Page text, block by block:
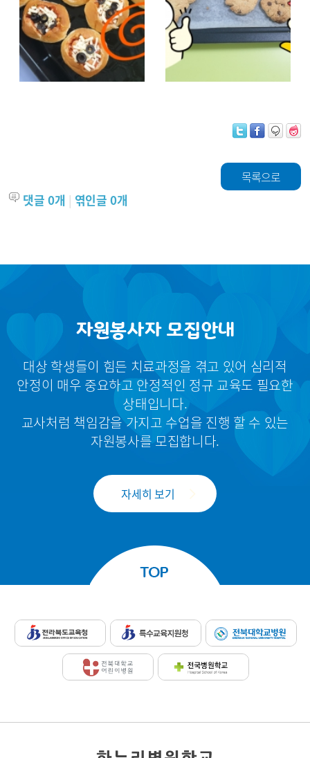
목록으로
댓글0개 | 엮인글0개
자원봉사자 모집안내
대상 학생들이 힘든 치료과정을 겪고 있어 심리적
안정이 매우 중요하고 안정적인 정규 교육도 필요한
상태입니다.
교사처럼 책임감을 가지고 수업을 진행 할 수 있는
자원봉사를 모집합니다.
자세히 보기